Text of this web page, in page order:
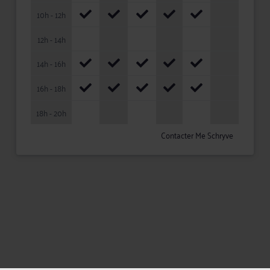
10h - 12h
12h - 14h
14h - 16h
16h - 18h
18h - 20h
Contacter Me Schryve